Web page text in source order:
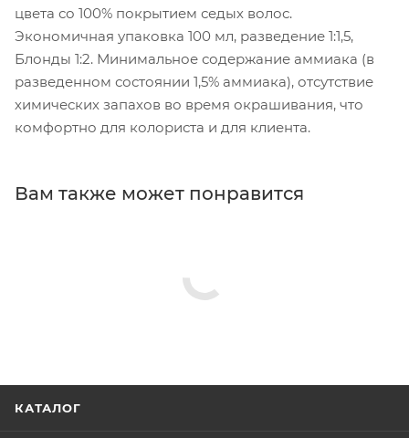
цвета со 100% покрытием седых волос.
Экономичная упаковка 100 мл, разведение 1:1,5,
Блонды 1:2. Минимальное содержание аммиака (в
разведенном состоянии 1,5% аммиака), отсутствие
химических запахов во время окрашивания, что
комфортно для колориста и для клиента.
Вам также может понравится
КАТАЛОГ